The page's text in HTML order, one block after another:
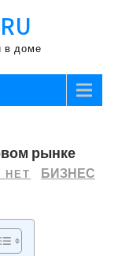
в доме
рынке
НЕТ
БИЗНЕС